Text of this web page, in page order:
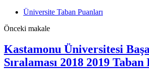
Üniversite Taban Puanları
Önceki makale
Kastamonu Üniversitesi
Sıralaması 2018 2019 Taban